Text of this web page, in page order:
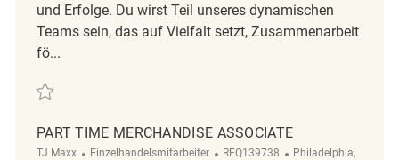
und Erfolge. Du wirst Teil unseres dynamischen
Teams sein, das auf Vielfalt setzt, Zusammenarbeit
fö...
Retten Part Time Merchandise Associate REQ119442
PART TIME MERCHANDISE ASSOCIATE
TJ Maxx Kategorie
Einzelhandelsmitarbeiter ReqId
REQ139738 Ort
Philadelphia,